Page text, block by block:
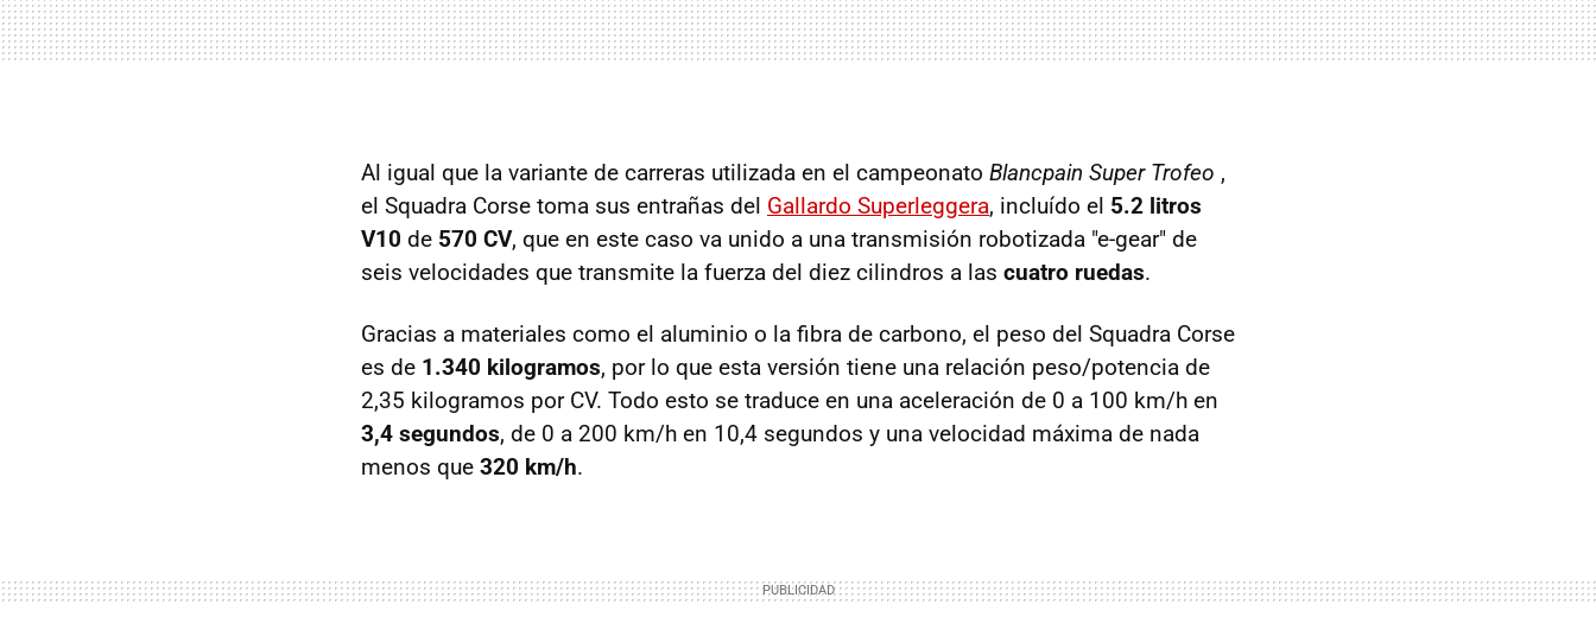
Al igual que la variante de carreras utilizada en el campeonato Blancpain Super Trofeo ,
el Squadra Corse toma sus entrañas del Gallardo Superleggera, incluído el 5.2 litros
V10 de 570 CV, que en este caso va unido a una transmisión robotizada "e-gear" de
seis velocidades que transmite la fuerza del diez cilindros a las cuatro ruedas.
Gracias a materiales como el aluminio o la fibra de carbono, el peso del Squadra Corse
es de 1.340 kilogramos, por lo que esta versión tiene una relación peso/potencia de
2,35 kilogramos por CV. Todo esto se traduce en una aceleración de 0 a 100 km/h en
3,4 segundos, de 0 a 200 km/h en 10,4 segundos y una velocidad máxima de nada
menos que 320 km/h.